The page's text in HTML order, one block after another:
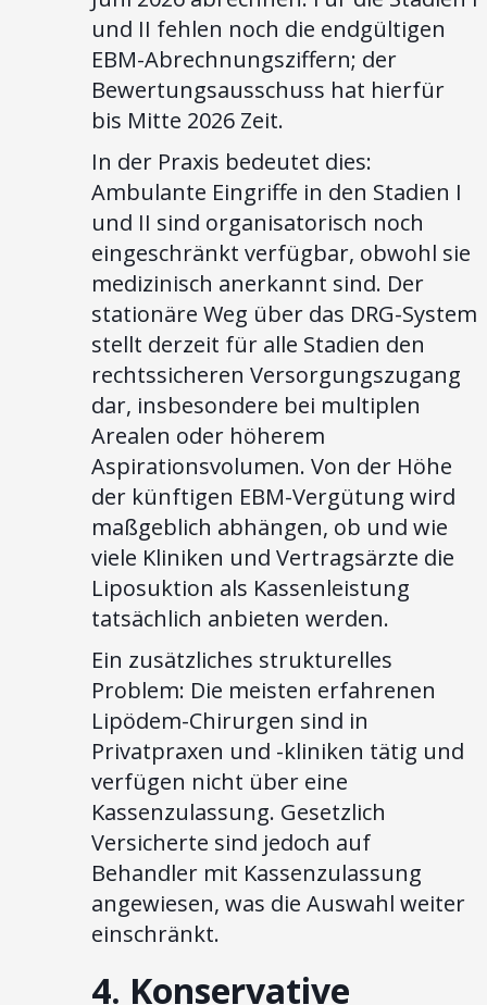
und II fehlen noch die endgültigen
EBM-Abrechnungsziffern; der
Bewertungsausschuss hat hierfür
bis Mitte 2026 Zeit.
In der Praxis bedeutet dies:
Ambulante Eingriffe in den Stadien I
und II sind organisatorisch noch
eingeschränkt verfügbar, obwohl sie
medizinisch anerkannt sind. Der
stationäre Weg über das DRG-System
stellt derzeit für alle Stadien den
rechtssicheren Versorgungszugang
dar, insbesondere bei multiplen
Arealen oder höherem
Aspirationsvolumen. Von der Höhe
der künftigen EBM-Vergütung wird
maßgeblich abhängen, ob und wie
viele Kliniken und Vertragsärzte die
Liposuktion als Kassenleistung
tatsächlich anbieten werden.
Ein zusätzliches strukturelles
Problem: Die meisten erfahrenen
Lipödem-Chirurgen sind in
Privatpraxen und -kliniken tätig und
verfügen nicht über eine
Kassenzulassung. Gesetzlich
Versicherte sind jedoch auf
Behandler mit Kassenzulassung
angewiesen, was die Auswahl weiter
einschränkt.
4. Konservative